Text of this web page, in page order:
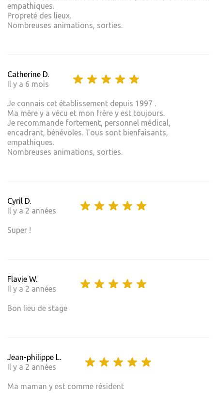
empathiques.
Propreté des lieux.
Nombreuses animations, sorties.
Catherine D.
Il y a 6 mois
Je connais cet établissement depuis 1997 .
Ma mère y a vécu et mon frère y est toujours.
Je recommande fortement, personnel médical,
encadrant, bénévoles. Tous sont bienfaisants,
empathiques.
Nombreuses animations, sorties.
Cyril D.
Il y a 2 années
Super !
Flavie W.
Il y a 2 années
Bon lieu de stage
Jean-philippe L.
Il y a 2 années
Ma maman y est comme résident